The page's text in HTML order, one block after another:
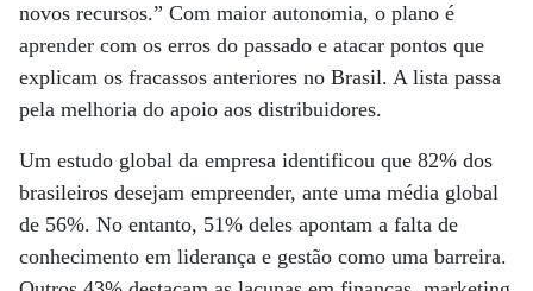
novos recursos.” Com maior autonomia, o plano é
aprender com os erros do passado e atacar pontos que
explicam os fracassos anteriores no Brasil. A lista passa
pela melhoria do apoio aos distribuidores.
Um estudo global da empresa identificou que 82% dos
brasileiros desejam empreender, ante uma média global
de 56%. No entanto, 51% deles apontam a falta de
conhecimento em liderança e gestão como uma barreira.